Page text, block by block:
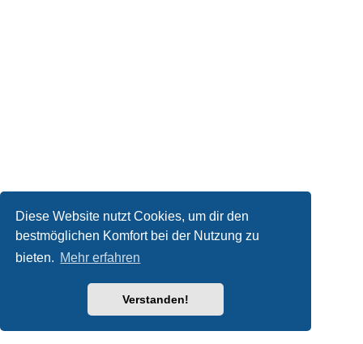
Diese Website nutzt Cookies, um dir den
bestmöglichen Komfort bei der Nutzung zu
bieten. Mehr erfahren
Verstanden!